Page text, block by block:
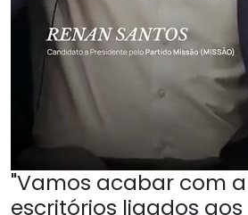
"Vamos acabar com
escritórios ligados